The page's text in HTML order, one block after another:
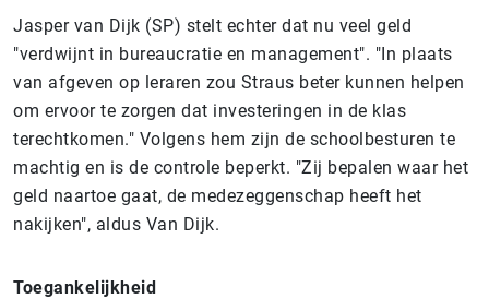
Jasper van Dijk (SP) stelt echter dat nu veel geld
"verdwijnt in bureaucratie en management". "In plaats
van afgeven op leraren zou Straus beter kunnen helpen
om ervoor te zorgen dat investeringen in de klas
terechtkomen." Volgens hem zijn de schoolbesturen te
machtig en is de controle beperkt. "Zij bepalen waar het
geld naartoe gaat, de medezeggenschap heeft het
nakijken", aldus Van Dijk.
Toegankelijkheid